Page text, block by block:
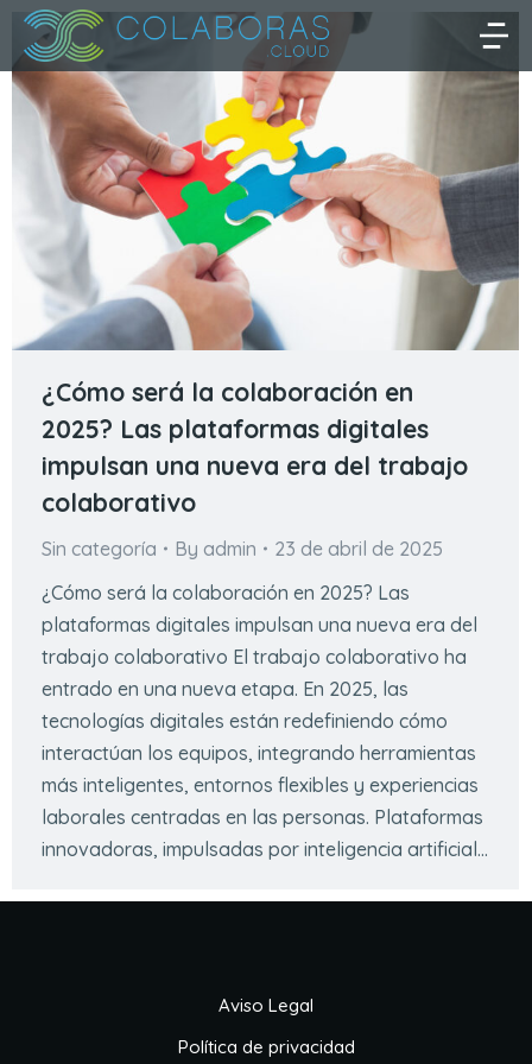
¿Cómo será la colaboración en
2025? Las plataformas digitales
impulsan una nueva era del trabajo
colaborativo
Sin categoría By admin
23 de abril de 2025
¿Cómo será la colaboración en 2025? Las
plataformas digitales impulsan una nueva era del
trabajo colaborativo El trabajo colaborativo ha
entrado en una nueva etapa. En 2025, las
tecnologías digitales están redefiniendo cómo
interactúan los equipos, integrando herramientas
más inteligentes, entornos flexibles y experiencias
laborales centradas en las personas. Plataformas
innovadoras, impulsadas por inteligencia artificial…
Aviso Legal
Política de privacidad